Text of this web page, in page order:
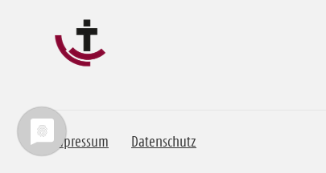
Impressum Datenschutz